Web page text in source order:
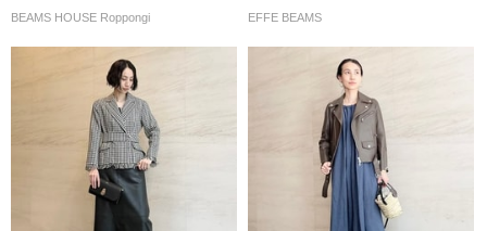
BEAMS HOUSE Roppongi EFFE BEAMS